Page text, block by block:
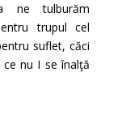
ne tulburăm
trupul cel
suflet, căci
nu I se înalţă